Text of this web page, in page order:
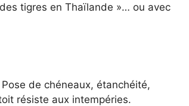
tigres en Thaïlande »… ou avec
de chéneaux, étanchéité,
résiste aux intempéries.